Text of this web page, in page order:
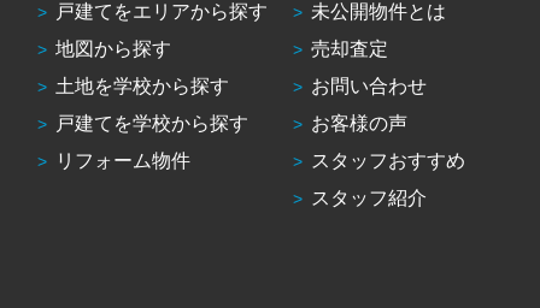
戸建てをエリアから探す
地図から探す
土地を学校から探す
戸建てを学校から探す
リフォーム物件
未公開物件とは
売却査定
お問い合わせ
お客様の声
スタッフおすすめ
スタッフ紹介